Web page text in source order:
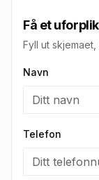
Få et
Fyll ut
Navn
Telefon